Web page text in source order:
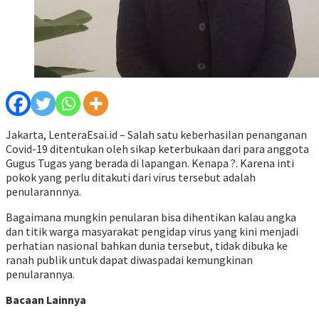
Jakarta, LenteraEsai.id – Salah satu keberhasilan penanganan
Covid-19 ditentukan oleh sikap keterbukaan dari para anggota
Gugus Tugas yang berada di lapangan. Kenapa ?. Karena inti
pokok yang perlu ditakuti dari virus tersebut adalah
penularannnya.
Bagaimana mungkin penularan bisa dihentikan kalau angka
dan titik warga masyarakat pengidap virus yang kini menjadi
perhatian nasional bahkan dunia tersebut, tidak dibuka ke
ranah publik untuk dapat diwaspadai kemungkinan
penularannya.
Bacaan Lainnya